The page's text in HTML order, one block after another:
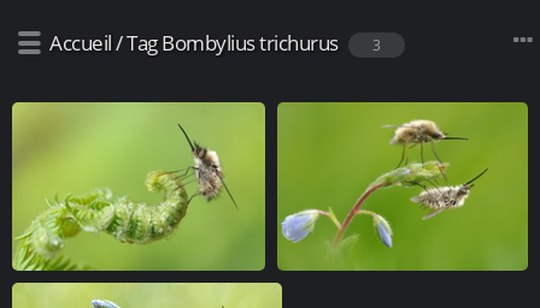
Accueil/TagBombylius trichurus 3